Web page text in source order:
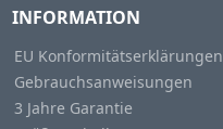
INFORMATION
EU Konformitätserklärungen
Gebrauchsanweisungen
3 Jahre Garantie